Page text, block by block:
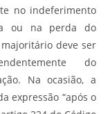
no indeferimento
ou na perda do
deve ser
do
Na ocasião, a
expressão “após o